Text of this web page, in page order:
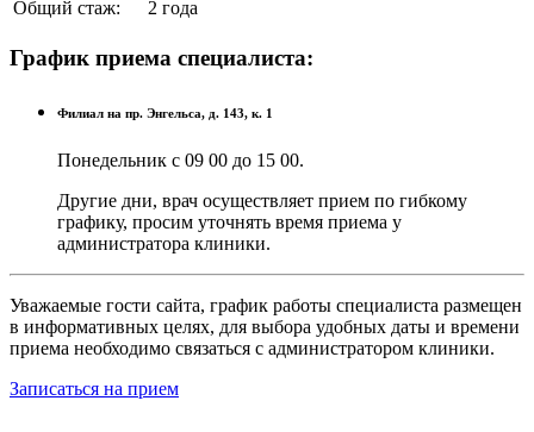
Общий стаж:
2 года
График приема специалиста:
Филиал на пр. Энгельса, д. 143, к. 1
Понедельник с 09 00 до 15 00.
Другие дни, врач осуществляет прием по гибкому
графику, просим уточнять время приема у
администратора клиники.
Уважаемые гости сайта, график работы специалиста размещен
в информативных целях, для выбора удобных даты и времени
приема необходимо связаться с администратором клиники.
Записаться на прием